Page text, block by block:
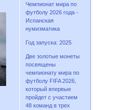
Чемпионат мира по
футболу 2026 года -
Испанская
нумизматика
Год запуска: 2025
Две золотые монеты
посвящены
чемпионату мира по
футболу FIFA 2026,
который впервые
пройдет с участием
48 команд в трех